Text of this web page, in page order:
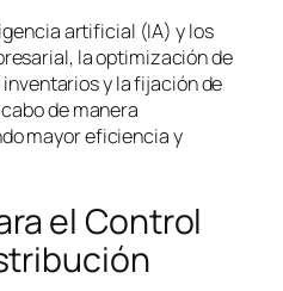
artificial (IA) y los
la optimización de
y la fijación de
de manera
mayor eficiencia y
el Control